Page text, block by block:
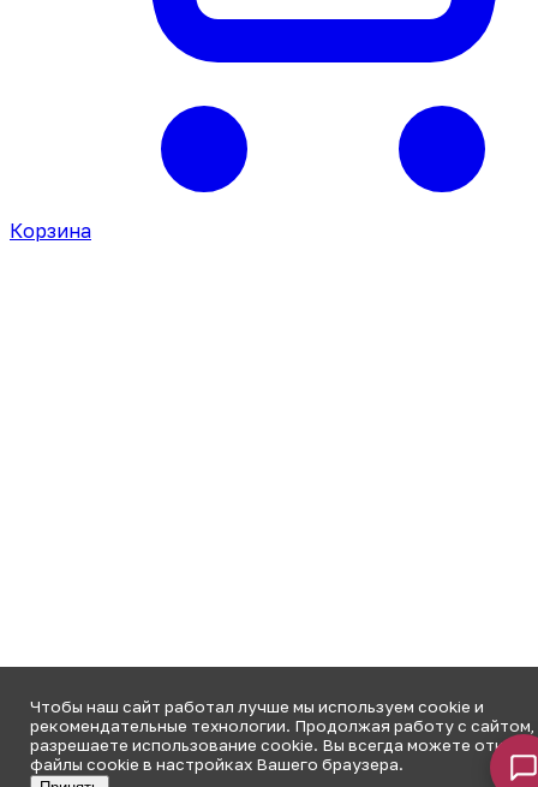
Корзина
Чтобы наш сайт работал лучше мы используем cookie и
рекомендательные технологии. Продолжая работу с
разрешаете использование cookie. Вы всегда можете
файлы cookie в настройках Вашего браузера.